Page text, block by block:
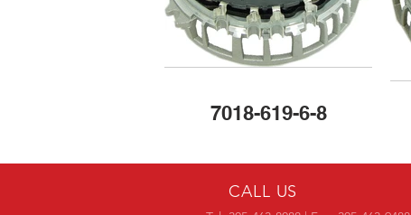
7018-619-6-8
CALL US